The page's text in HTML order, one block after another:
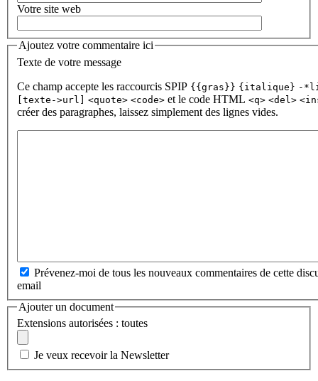
Votre site web
Ajoutez votre commentaire ici
Texte de votre message
Ce champ accepte les raccourcis SPIP {{gras}} {italique} -
[texte->url] <quote> <code> et le code HTML <q> <del>
créer des paragraphes, laissez simplement des lignes vides.
Prévenez-moi de tous les nouveaux commentaires de cette
email
Ajouter un document
Extensions autorisées : toutes
Je veux recevoir la Newsletter